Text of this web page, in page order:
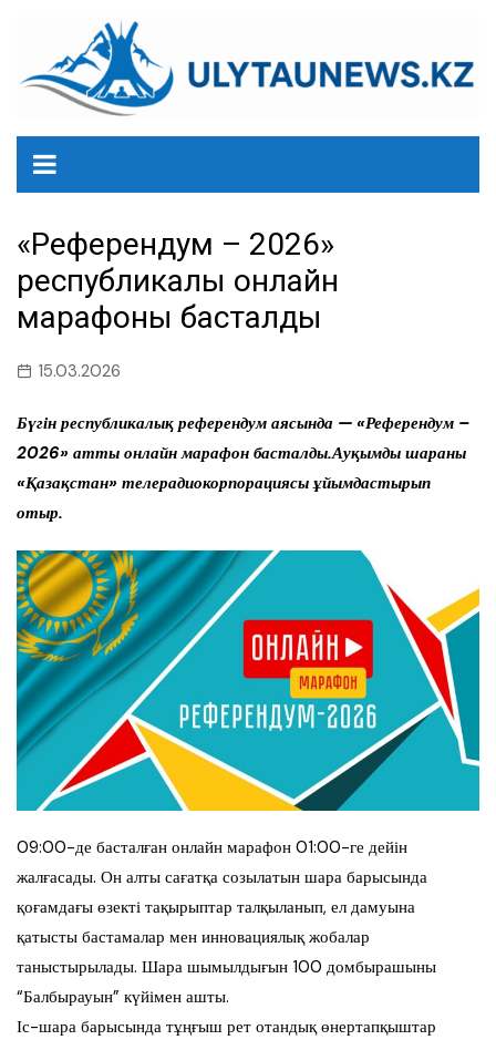
содержанию
«Референдум – 2026»
республикалық онлайн
марафоны басталды
15.03.2026
Бүгін республикалық референдум аясында — «Референдум –
2026» атты онлайн марафон басталды.Ауқымды шараны
«Қазақстан» телерадиокорпорациясы ұйымдастырып
отыр.
09:00-де басталған онлайн марафон 01:00-ге дейін
жалғасады. Он алты сағатқа созылатын шара барысында
қоғамдағы өзекті тақырыптар талқыланып, ел дамуына
қатысты бастамалар мен инновациялық жобалар
таныстырылады. Шара шымылдығын 100 домбырашыны
“Балбырауын” күйімен ашты.
Іс-шара барысында тұңғыш рет отандық өнертапқыштар